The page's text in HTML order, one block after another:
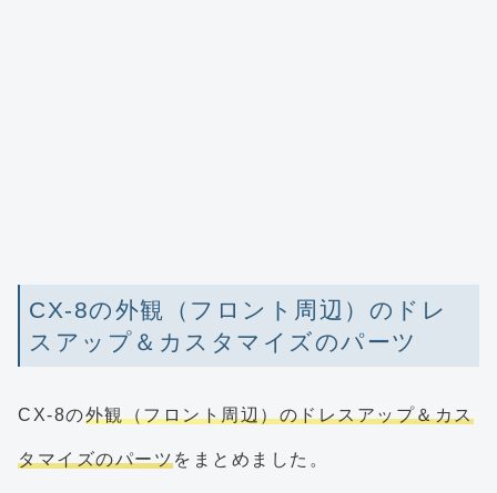
CX-8の外観（フロント周辺）のドレ
スアップ＆カスタマイズのパーツ
CX-8の外観（フロント周辺）のドレスアップ＆カス
タマイズのパーツをまとめました。